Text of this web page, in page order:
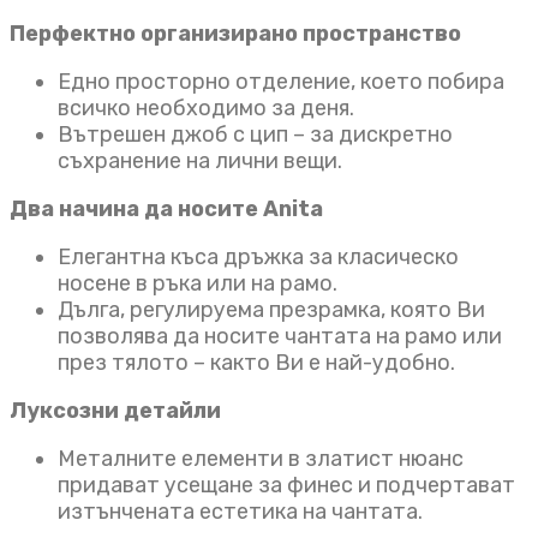
Перфектно организирано пространство
Едно просторно отделение, което побира
всичко необходимо за деня.
Вътрешен джоб с цип – за дискретно
съхранение на лични вещи.
Два начина да носите Anita
Елегантна къса дръжка за класическо
носене в ръка или на рамо.
Дълга, регулируема презрамка, която Ви
позволява да носите чантата на рамо или
през тялото – както Ви е най-удобно.
Луксозни детайли
Металните елементи в златист нюанс
придават усещане за финес и подчертават
изтънчената естетика на чантата.